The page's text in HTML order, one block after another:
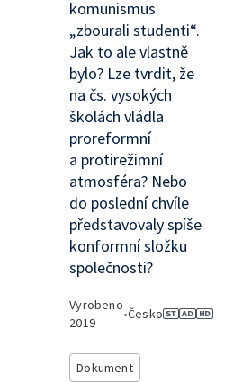
komunismus
„zbourali studenti“.
Jak to ale vlastně
bylo? Lze tvrdit, že
na čs. vysokých
školách vládla
proreformní
a protirežimní
atmosféra? Nebo
do poslední chvíle
představovaly spíše
konformní složku
společnosti?
Vyrobeno
2019
•Česko
Dokument